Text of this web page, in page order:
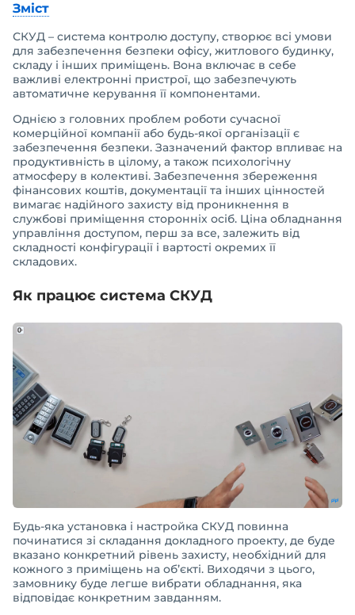
Зміст
СКУД – система контролю доступу, створює всі умови
для забезпечення безпеки офісу, житлового будинку,
складу і інших приміщень. Вона включає в себе
важливі електронні пристрої, що забезпечують
автоматичне керування її компонентами.
Однією з головних проблем роботи сучасної
комерційної компанії або будь-якої організації є
забезпечення безпеки. Зазначений фактор впливає на
продуктивність в цілому, а також психологічну
атмосферу в колективі. Забезпечення збереження
фінансових коштів, документації та інших цінностей
вимагає надійного захисту від проникнення в
службові приміщення сторонніх осіб. Ціна обладнання
управління доступом, перш за все, залежить від
складності конфігурації і вартості окремих її
складових.
Як працює система СКУД
Будь-яка установка і настройка СКУД повинна
починатися зі складання докладного проекту, де буде
вказано конкретний рівень захисту, необхідний для
кожного з приміщень на об’єкті. Виходячи з цього,
замовнику буде легше вибрати обладнання, яка
відповідає конкретним завданням.